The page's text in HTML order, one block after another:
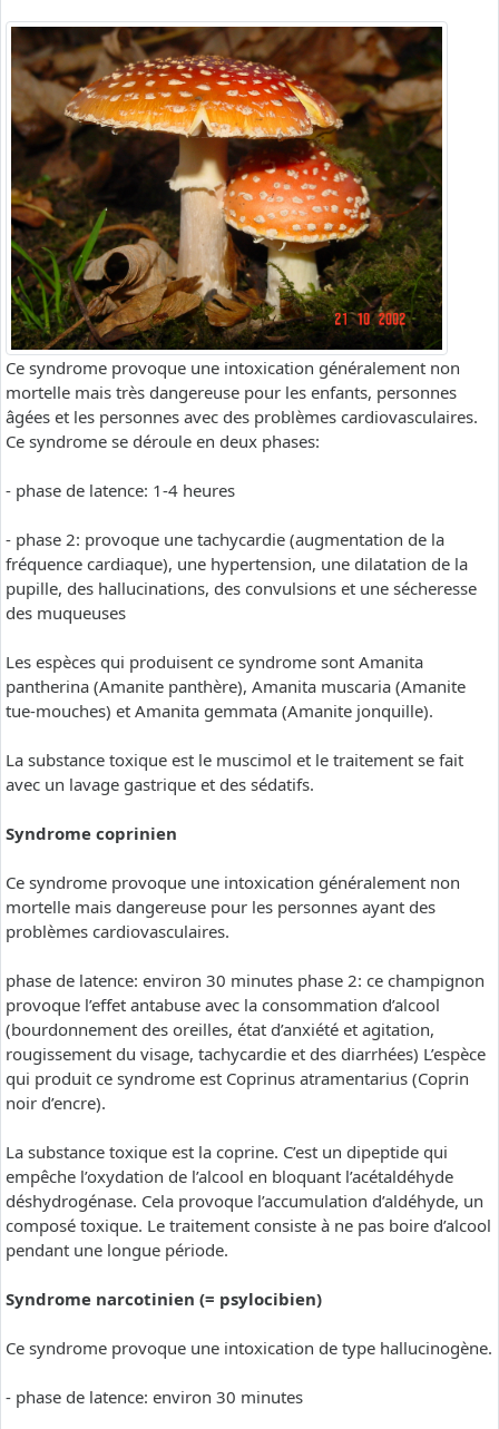
Ce syndrome provoque une intoxication généralement non
mortelle mais très dangereuse pour les enfants, personnes
âgées et les personnes avec des problèmes cardiovasculaires.
Ce syndrome se déroule en deux phases:
- phase de latence: 1-4 heures
- phase 2: provoque une tachycardie (augmentation de la
fréquence cardiaque), une hypertension, une dilatation de la
pupille, des hallucinations, des convulsions et une sécheresse
des muqueuses
Les espèces qui produisent ce syndrome sont Amanita
pantherina (Amanite panthère), Amanita muscaria (Amanite
tue-mouches) et Amanita gemmata (Amanite jonquille).
La substance toxique est le muscimol et le traitement se fait
avec un lavage gastrique et des sédatifs.
Syndrome coprinien
Ce syndrome provoque une intoxication généralement non
mortelle mais dangereuse pour les personnes ayant des
problèmes cardiovasculaires.
phase de latence: environ 30 minutes phase 2: ce champignon
provoque l’effet antabuse avec la consommation d’alcool
(bourdonnement des oreilles, état d’anxiété et agitation,
rougissement du visage, tachycardie et des diarrhées) L’espèce
qui produit ce syndrome est Coprinus atramentarius (Coprin
noir d’encre).
La substance toxique est la coprine. C’est un dipeptide qui
empêche l’oxydation de l’alcool en bloquant l’acétaldéhyde
déshydrogénase. Cela provoque l’accumulation d’aldéhyde, un
composé toxique. Le traitement consiste à ne pas boire d’alcool
pendant une longue période.
Syndrome narcotinien (= psylocibien)
Ce syndrome provoque une intoxication de type hallucinogène.
- phase de latence: environ 30 minutes